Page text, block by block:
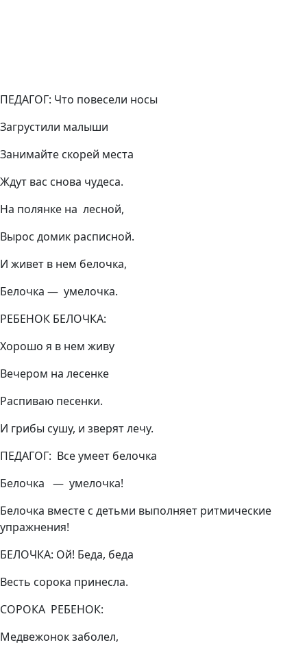
ПЕДАГОГ: Что повесели носы
Загрустили малыши
Занимайте скорей места
Ждут вас снова чудеса.
На полянке на лесной,
Вырос домик расписной.
И живет в нем белочка,
Белочка — умелочка.
РЕБЕНОК БЕЛОЧКА:
Хорошо я в нем живу
Вечером на лесенке
Распиваю песенки.
И грибы сушу, и зверят лечу.
ПЕДАГОГ: Все умеет белочка
Белочка — умелочка!
Белочка вместе с детьми выполняет ритмические
упражнения!
БЕЛОЧКА: Ой! Беда, беда
Весть сорока принесла.
СОРОКА РЕБЕНОК:
Медвежонок заболел,